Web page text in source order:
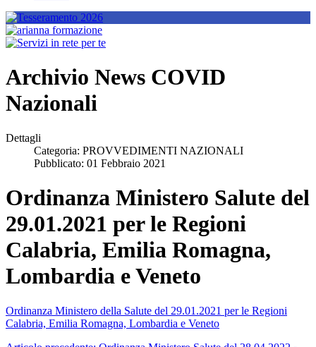
Archivio News COVID
Nazionali
Dettagli
Categoria: PROVVEDIMENTI NAZIONALI
Pubblicato: 01 Febbraio 2021
Ordinanza Ministero Salute del
29.01.2021 per le Regioni
Calabria, Emilia Romagna,
Lombardia e Veneto
Ordinanza Ministero della Salute del 29.01.2021 per le Regioni
Calabria, Emilia Romagna, Lombardia e Veneto